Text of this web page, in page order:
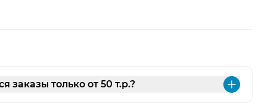
заказы только от 50 т.р.?